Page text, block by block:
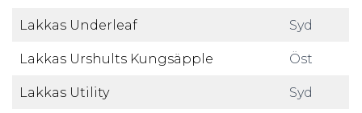
Lakkas Underleaf Syd
Lakkas Urshults Kungsäpple Öst
Lakkas Utility Syd